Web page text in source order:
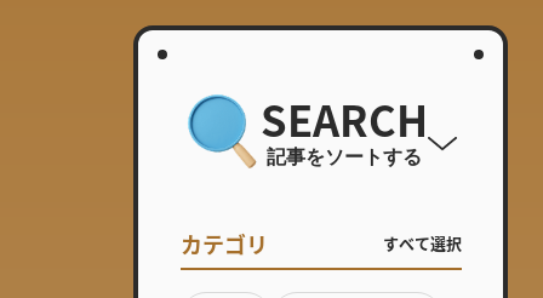
SEARCH
記事をソートする
カテゴリ すべて選択